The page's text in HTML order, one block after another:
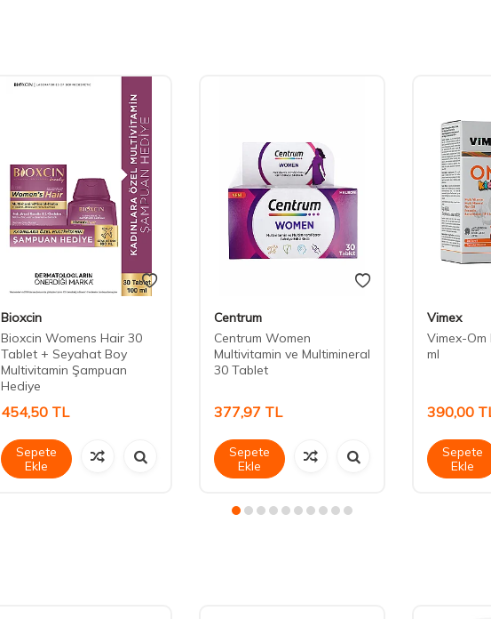
Bioxcin
Bioxcin Womens Hair 30
Tablet + Seyahat Boy
Multivitamin Şampuan
Hediye
454,50 TL
Sepete
Ekle
Centrum
Centrum Women
Multivitamin ve Multimineral
30 Tablet
377,97 TL
Sepete
Ekle
Vimex
Vimex-Om
ml
390,00
Sepete
Ekle